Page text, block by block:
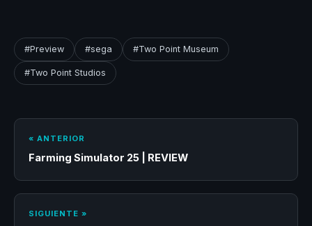
#Preview #sega #Two Point Museum
#Two Point Studios
« ANTERIOR
Farming Simulator 25 | REVIEW
SIGUIENTE »